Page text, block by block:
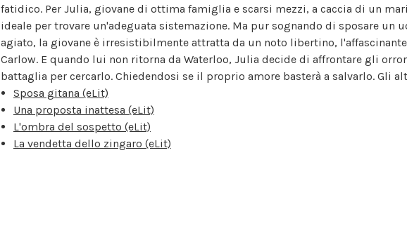
fatidico. Per Julia, giovane di ottima famiglia e scarsi mezzi, a caccia di un
ideale per trovare un'adeguata sistemazione. Ma pur sognando di sposare un
agiato, la giovane è irresistibilmente attratta da un noto libertino,
Carlow. E quando lui non ritorna da Waterloo, Julia decide di affrontare gli
battaglia per cercarlo. Chiedendosi se il proprio amore basterà a salvarlo. Gli
Sposa gitana (eLit)
Una proposta inattesa (eLit)
L'ombra del sospetto (eLit)
La vendetta dello zingaro (eLit)